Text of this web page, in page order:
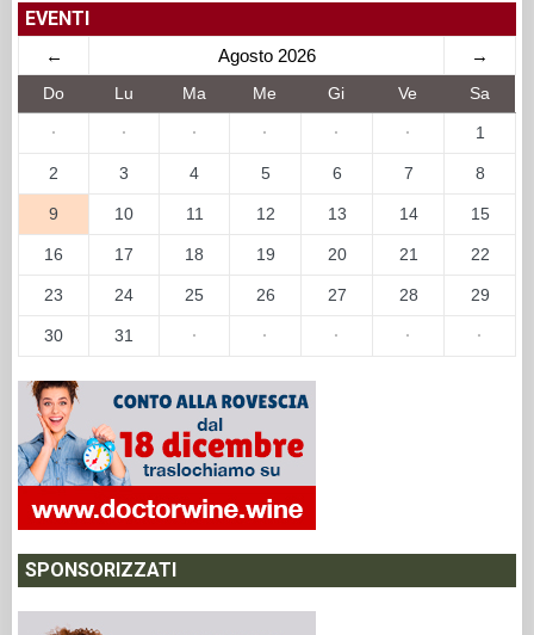
EVENTI
← Agosto 2026 →
Do Lu Ma Me Gi Ve Sa
· · · · · · 1
2 3 4 5 6 7 8
9 10 11 12 13 14 15
16 17 18 19 20 21 22
23 24 25 26 27 28 29
30 31 · · · · ·
SPONSORIZZATI